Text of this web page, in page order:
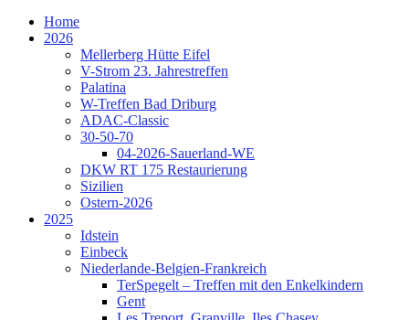
Home
2026
Mellerberg Hütte Eifel
V-Strom 23. Jahrestreffen
Palatina
W-Treffen Bad Driburg
ADAC-Classic
30-50-70
04-2026-Sauerland-WE
DKW RT 175 Restaurierung
Sizilien
Ostern-2026
2025
Idstein
Einbeck
Niederlande-Belgien-Frankreich
TerSpegelt – Treffen mit den Enkelkindern
Gent